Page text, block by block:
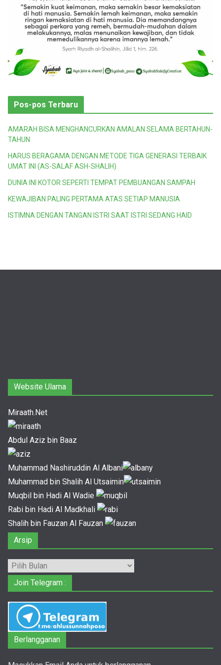
Pos-pos Terbaru
AMARAH BISA MENGHANCURKAN AMALAN SELAMA BERTAHUN-
TAHUN
HARUS BERAGAMA DENGAN METODE TIGA GENERASI TERBAIK
UMAT INI (AS-SALAF ASH-SHALIH)
DUNIA INI KOTOR SEPERTI TEMPAT PEMBUANGAN SAMPAH
KEWAJIBAN PALING PERTAMA ATAS SETIAP MANUSIA
ISTIMNA DENGAN TANGAN ISTRI SAAT ISTRI SEDANG HAID
Website Ulama
Miraath.Net
Abdul Aziz bin Baaz
Muhammad Nashiruddin Al Albani
Muhammad bin Shalih Al Utsaimin
Muqbil bin Hadi Al Wadie
Rabi bin Hadi Al Madkhali
Shalih bin Fauzan Al Fauzan
Arsip
Arsip
Join Telegram :
Berlangganan